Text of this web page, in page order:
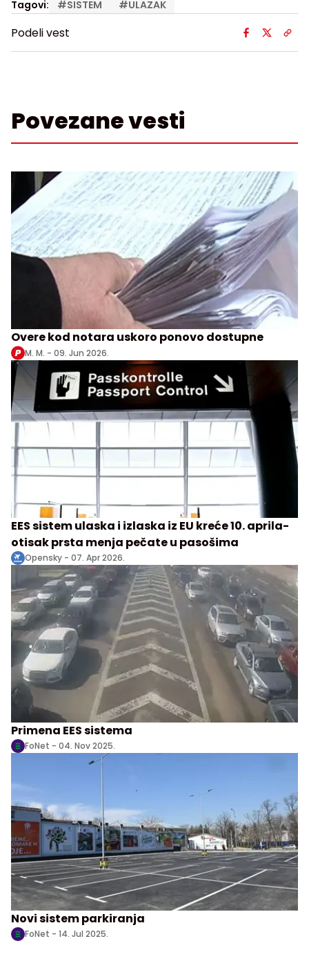
Tagovi: #SISTEM #ULAZAK
Podeli vest
Povezane vesti
Overe kod notara uskoro ponovo dostupne
M. M. - 09. Jun 2026.
EES sistem ulaska i izlaska iz EU kreće 10. aprila-
otisak prsta menja pečate u pasošima
Opensky - 07. Apr 2026.
Primena EES sistema
FoNet - 04. Nov 2025.
Novi sistem parkiranja
FoNet - 14. Jul 2025.